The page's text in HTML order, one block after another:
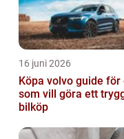
16 juni 2026
Köpa volvo guide för dig
som vill göra ett
bilköp